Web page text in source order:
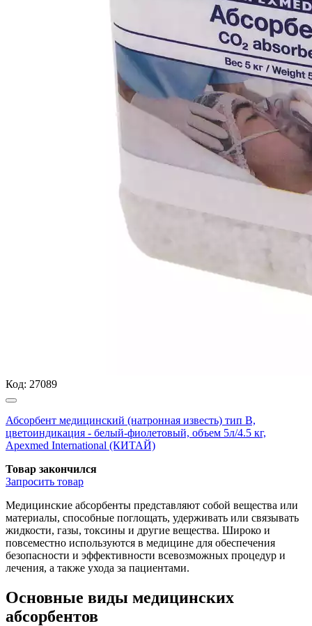
Код: 27089
Абсорбент медицинский (натронная известь) тип В,
цветоиндикация - белый-фиолетовый, объем 5л/4.5 кг,
Apexmed International (КИТАЙ)
Товар закончился
Запросить товар
Медицинские абсорбенты представляют собой вещества или
материалы, способные поглощать, удерживать или связывать
жидкости, газы, токсины и другие вещества. Широко и
повсеместно используются в медицине для обеспечения
безопасности и эффективности всевозможных процедур и
лечения, а также ухода за пациентами.
Основные виды медицинских
абсорбентов